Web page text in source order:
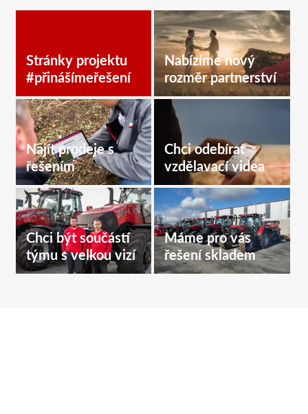
Stránky projektu
#přinášímeřešení
Nabízíme nový
rozměr partnerství
Najít prodeje s
řešením
Chci odebírat
vzdělavací videa
Máme pro vás
řešení skladem
Chci být součástí
týmu s velkou vizí